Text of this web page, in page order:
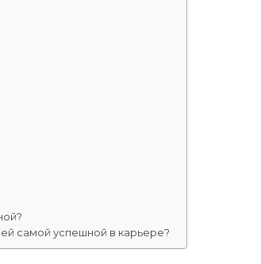
самой успешной в карьере?